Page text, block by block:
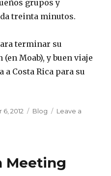
grupos y
treinta minutos.
terminar su
Moab), y buen viaje
a Costa Rica para su
2012 Categories
Blog
Leave a
Meeting